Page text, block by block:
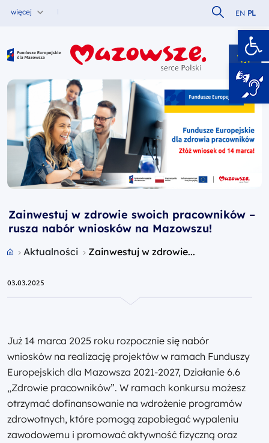
więcej Szukaj w
EN PL
Fundusze Europejskie dla Mazowsza
Zainwestuj w zdrowie swoich pracowników –
rusza nabór wniosków na Mazowszu!
Przejdź do strony głównej portalu
Aktualności Zainwestuj w zdrowie...
03.03.2025
Już 14 marca 2025 roku rozpocznie się nabór
wniosków na realizację projektów w ramach Funduszy
Europejskich dla Mazowsza 2021-2027, Działanie 6.6
„Zdrowie pracowników”. W ramach konkursu możesz
otrzymać dofinansowanie na wdrożenie programów
zdrowotnych, które pomogą zapobiegać wypaleniu
zawodowemu i promować aktywność fizyczną oraz